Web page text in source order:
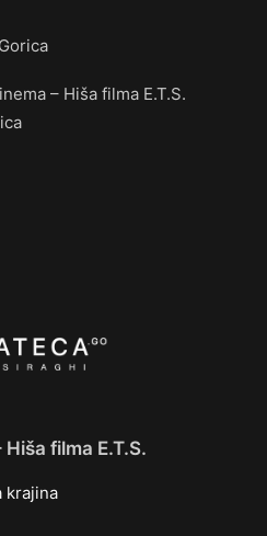
– Hiša filma E.T.S.
filma E.T.S.
krajina